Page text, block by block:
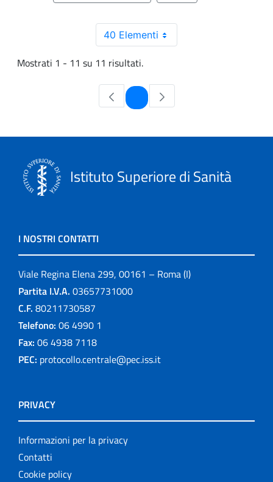
40 Elementi
Mostrati 1 - 11 su 11 risultati.
Pagina
Istituto Superiore di Sanità
I NOSTRI CONTATTI
Viale Regina Elena 299, 00161 – Roma (I)
Partita I.V.A. 03657731000
C.F. 80211730587
Telefono: 06 4990 1
Fax: 06 4938 7118
PEC: protocollo.centrale@pec.iss.it
PRIVACY
Informazioni per la privacy
Contatti
Cookie policy